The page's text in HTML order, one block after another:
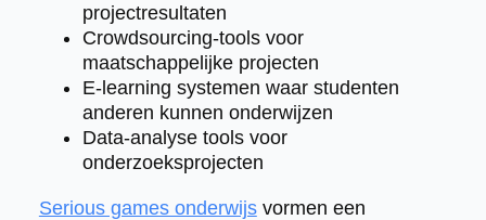
projectresultaten
Crowdsourcing-tools voor
maatschappelijke projecten
E-learning systemen waar studenten
anderen kunnen onderwijzen
Data-analyse tools voor
onderzoeksprojecten
Serious games onderwijsvormen een